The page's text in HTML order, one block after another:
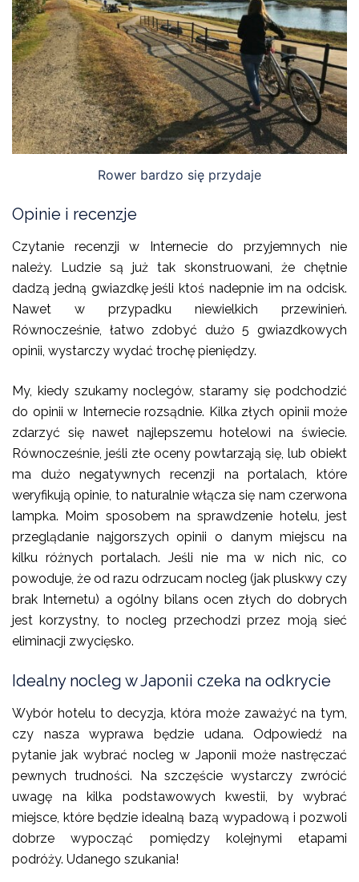
Rower bardzo się przydaje
Opinie i recenzje
Czytanie recenzji w Internecie do przyjemnych nie
należy. Ludzie są już tak skonstruowani, że chętnie
dadzą jedną gwiazdkę jeśli ktoś nadepnie im na odcisk.
Nawet w przypadku niewielkich przewinień.
Równocześnie, łatwo zdobyć dużo 5 gwiazdkowych
opinii, wystarczy wydać trochę pieniędzy.
My, kiedy szukamy noclegów, staramy się podchodzić
do opinii w Internecie rozsądnie. Kilka złych opinii może
zdarzyć się nawet najlepszemu hotelowi na świecie.
Równocześnie, jeśli złe oceny powtarzają się, lub obiekt
ma dużo negatywnych recenzji na portalach, które
weryfikują opinie, to naturalnie włącza się nam czerwona
lampka. Moim sposobem na sprawdzenie hotelu, jest
przeglądanie najgorszych opinii o danym miejscu na
kilku różnych portalach. Jeśli nie ma w nich nic, co
powoduje, że od razu odrzucam nocleg (jak pluskwy czy
brak Internetu) a ogólny bilans ocen złych do dobrych
jest korzystny, to nocleg przechodzi przez moją sieć
eliminacji zwycięsko.
Idealny nocleg w Japonii czeka na odkrycie
Wybór hotelu to decyzja, która może zaważyć na tym,
czy nasza wyprawa będzie udana. Odpowiedź na
pytanie jak wybrać nocleg w Japonii może nastręczać
pewnych trudności. Na szczęście wystarczy zwrócić
uwagę na kilka podstawowych kwestii, by wybrać
miejsce, które będzie idealną bazą wypadową i pozwoli
dobrze wypocząć pomiędzy kolejnymi etapami
podróży. Udanego szukania!